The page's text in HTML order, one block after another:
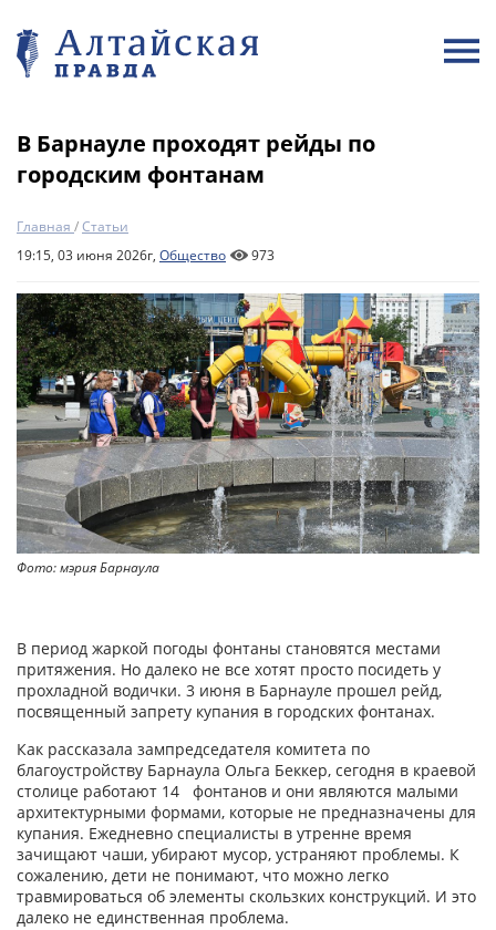
В Барнауле проходят рейды по
городским фонтанам
Главная /Статьи
19:15, 03 июня 2026г, Общество 973
Фото: мэрия Барнаула
В период жаркой погоды фонтаны становятся местами
притяжения. Но далеко не все хотят просто посидеть у
прохладной водички. 3 июня в Барнауле прошел рейд,
посвященный запрету купания в городских фонтанах.
Как рассказала зампредседателя комитета по
благоустройству Барнаула Ольга Беккер, сегодня в краевой
столице работают 14 фонтанов и они являются малыми
архитектурными формами, которые не предназначены для
купания. Ежедневно специалисты в утренне время
зачищают чаши, убирают мусор, устраняют проблемы. К
сожалению, дети не понимают, что можно легко
травмироваться об элементы скользких конструкций. И это
далеко не единственная проблема.